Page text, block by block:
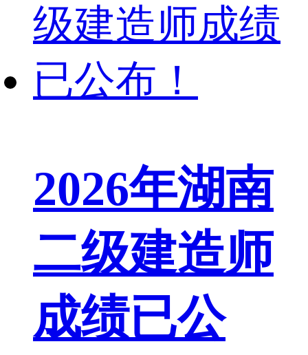
2026年湖南
二级建造师
成绩已公